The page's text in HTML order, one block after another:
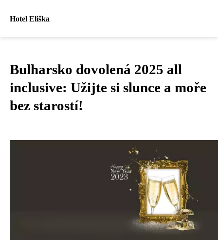
Hotel Eliška
Bulharsko dovolená 2025 all
inclusive: Užijte si slunce a moře
bez starostí!